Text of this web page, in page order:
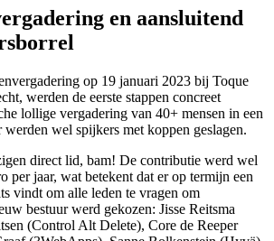
en aansluitend
op 19 januari 2023 bij Toque
werden de eerste stappen concreet
lollige vergadering van 40+ mensen in een
wel spijkers met koppen geslagen.
direct lid, bam! De contributie werd wel
per jaar, wat betekent dat er op termijn een
vindt om alle leden te vragen om
bestuur werd gekozen: Jisse Reitsma
(Control Alt Delete), Core de Reeper